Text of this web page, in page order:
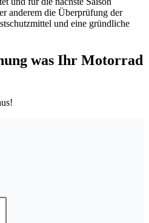
anderem die Überprüfung der
und eine gründliche
was Ihr Motorrad